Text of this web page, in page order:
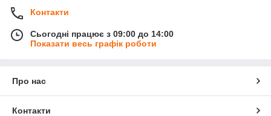
Контакти
Сьогодні працює з 09:00 до 14:00
Показати весь графік роботи
Про нас
Контакти